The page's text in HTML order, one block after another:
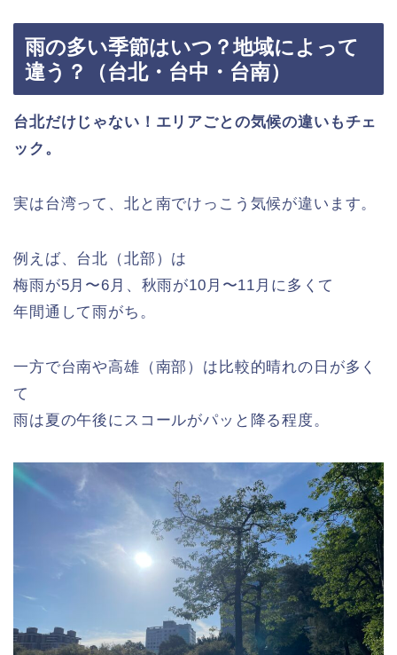
雨の多い季節はいつ？地域によって
違う？（台北・台中・台南）
台北だけじゃない！エリアごとの気候の違いもチェ
ック。
実は台湾って、北と南でけっこう気候が違います。
例えば、台北（北部）は
梅雨が5月〜6月、秋雨が10月〜11月に多くて
年間通して雨がち。
一方で台南や高雄（南部）は比較的晴れの日が多く
て
雨は夏の午後にスコールがパッと降る程度。